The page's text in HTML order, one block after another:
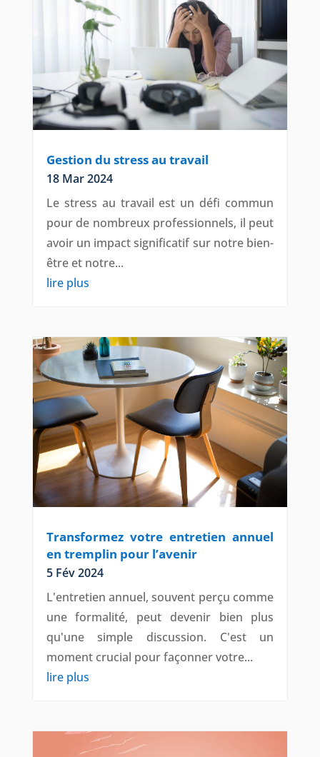
Gestion du stress au travail
18 Mar 2024
Le stress au travail est un défi commun
pour de nombreux professionnels, il peut
avoir un impact significatif sur notre bien-
être et notre...
lire plus
Transformez votre entretien annuel
en tremplin pour l’avenir
5 Fév 2024
L'entretien annuel, souvent perçu comme
une formalité, peut devenir bien plus
qu'une simple discussion. C'est un
moment crucial pour façonner votre...
lire plus